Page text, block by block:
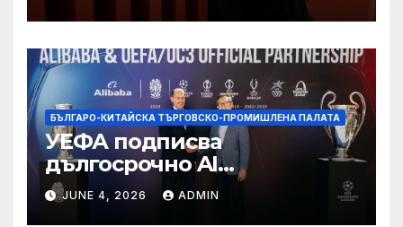
БЪЛГАРО-КИТАЙСКА ТЪРГОВСКО-ПРОМИШЛЕНА ПАЛАТА
УЕФА подписва
дългосрочно AI
партньорство с Alibaba
JUNE 4, 2026 ADMIN